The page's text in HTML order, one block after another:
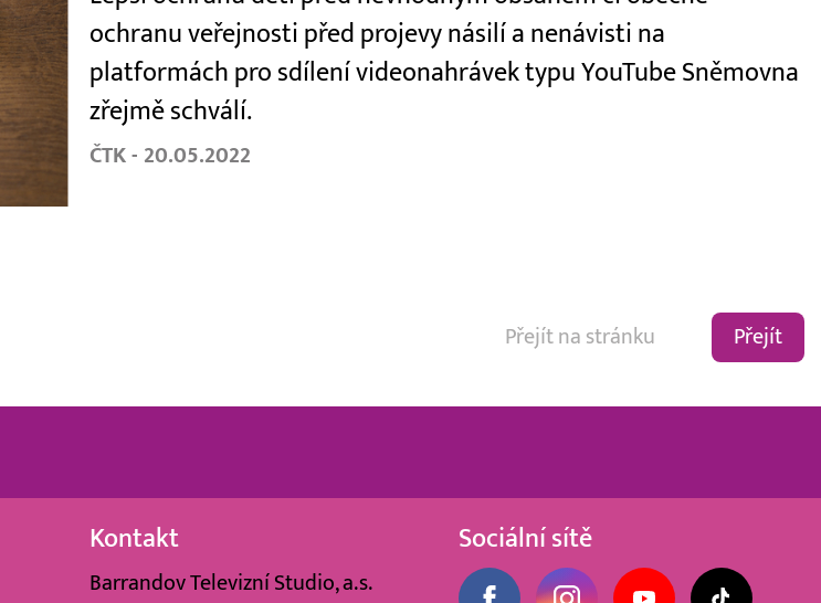
ochranu veřejnosti před projevy násilí a nenávisti na
platformách pro sdílení videonahrávek typu YouTube Sněmovna
zřejmě schválí.
ČTK - 20.05.2022
Přejít
Kontakt
Barrandov Televizní Studio, a.s.
Sociální sítě